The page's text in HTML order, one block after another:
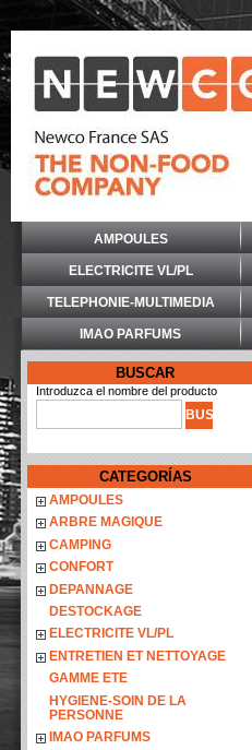
AMPOULES
ELECTRICITE VL/PL
TELEPHONIE-MULTIMEDIA
IMAO PARFUMS
BUSCAR
Introduzca el nombre del producto
CATEGORÍAS
AMPOULES
ARBRE MAGIQUE
CAMPING
CONFORT
DEPANNAGE
DESTOCKAGE
ELECTRICITE VL/PL
ENTRETIEN ET NETTOYAGE
GAMME ETE
HYGIENE-SOIN DE LA
PERSONNE
IMAO PARFUMS